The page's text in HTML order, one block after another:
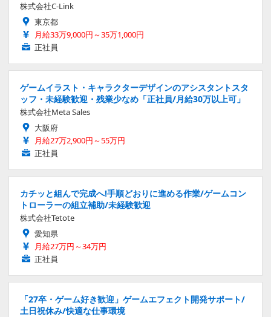
株式会社C-Link
東京都
月給33万9,000円～35万1,000円
正社員
ゲームイラスト・キャラクターデザインのアシスタントスタ
ッフ・未経験歓迎・残業少なめ「正社員/月給30万以上可」
株式会社Meta Sales
大阪府
月給27万2,900円～55万円
正社員
カチッと組んで完成へ!手順どおりに進める作業/ゲームコン
トローラーの組立補助/未経験歓迎
株式会社Tetote
愛知県
月給27万円～34万円
正社員
「27卒・ゲーム好き歓迎」ゲームエフェクト開発サポート/
土日祝休み/快適な仕事環境